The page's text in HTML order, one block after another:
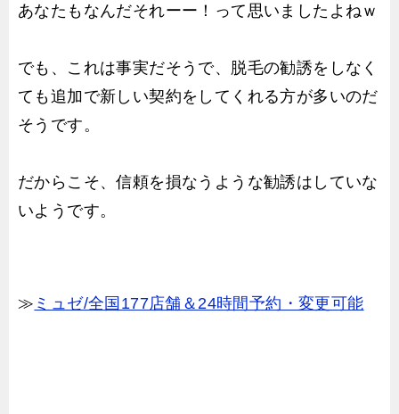
あなたもなんだそれーー！って思いましたよねｗ
でも、これは事実だそうで、脱毛の勧誘をしなく
ても追加で新しい契約をしてくれる方が多いのだ
そうです。
だからこそ、信頼を損なうような勧誘はしていな
いようです。
≫ ミュゼ/全国177店舗＆24時間予約・変更可能